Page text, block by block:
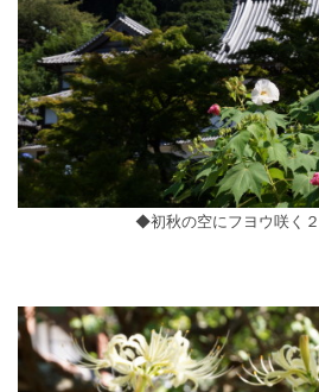
◆初秋の空にフヨウ咲く２